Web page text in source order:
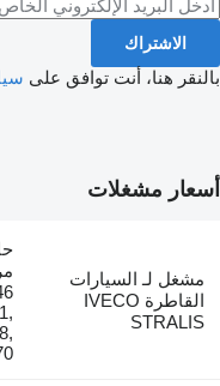
الاشتراك
بالنقر هنا، أنت توافق على
أسعار مشغلات
مشغل لـ السيارات
القاطرة IVECO
STRALIS